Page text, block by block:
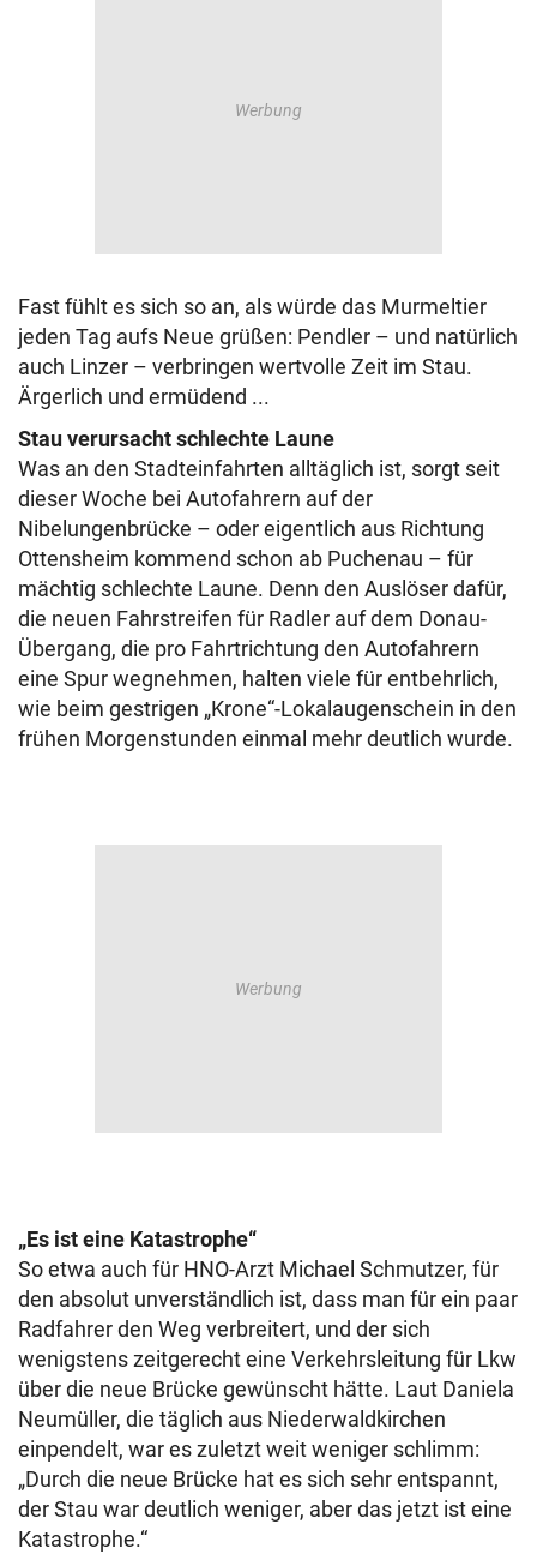
Fast fühlt es sich so an, als würde das Murmeltier
jeden Tag aufs Neue grüßen: Pendler – und natürlich
auch Linzer – verbringen wertvolle Zeit im Stau.
Ärgerlich und ermüdend ...
Stau verursacht schlechte Laune
Was an den Stadteinfahrten alltäglich ist, sorgt seit
dieser Woche bei Autofahrern auf der
Nibelungenbrücke – oder eigentlich aus Richtung
Ottensheim kommend schon ab Puchenau – für
mächtig schlechte Laune. Denn den Auslöser dafür,
die neuen Fahrstreifen für Radler auf dem Donau-
Übergang, die pro Fahrtrichtung den Autofahrern
eine Spur wegnehmen, halten viele für entbehrlich,
wie beim gestrigen „Krone“-Lokalaugenschein in den
frühen Morgenstunden einmal mehr deutlich wurde.
„Es ist eine Katastrophe“
So etwa auch für HNO-Arzt Michael Schmutzer, für
den absolut unverständlich ist, dass man für ein paar
Radfahrer den Weg verbreitert, und der sich
wenigstens zeitgerecht eine Verkehrsleitung für Lkw
über die neue Brücke gewünscht hätte. Laut Daniela
Neumüller, die täglich aus Niederwaldkirchen
einpendelt, war es zuletzt weit weniger schlimm:
„Durch die neue Brücke hat es sich sehr entspannt,
der Stau war deutlich weniger, aber das jetzt ist eine
Katastrophe.“